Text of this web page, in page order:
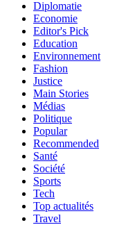
Diplomatie
Economie
Editor's Pick
Education
Environnement
Fashion
Justice
Main Stories
Médias
Politique
Popular
Recommended
Santé
Société
Sports
Tech
Top actualités
Travel